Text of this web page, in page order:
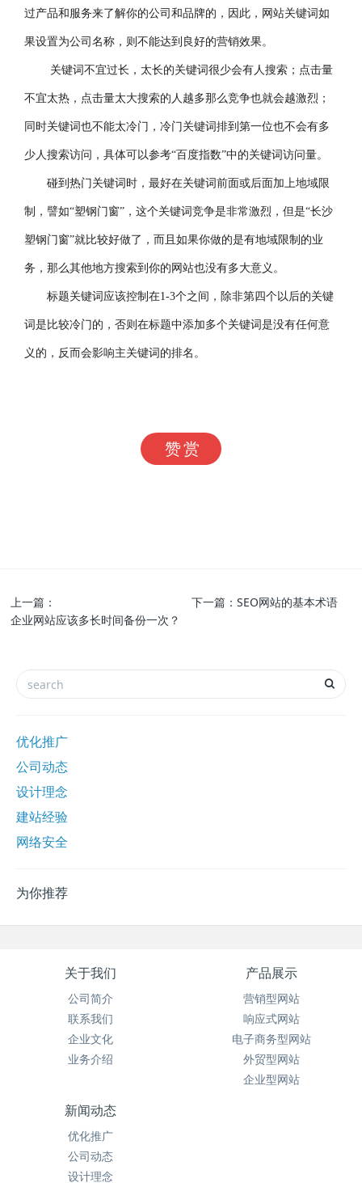
过产品和服务来了解你的公司和品牌的，因此，网站关键词如
果设置为公司名称，则不能达到良好的营销效果。
关键词不宜过长 ，太长的关键词很少会有人搜索；点击量
不宜太热，点击量太大搜索的人越多那么竞争也就会越激烈；
同时关键词也不能太冷门，冷门关键词排到第一位也不会有多
少人搜索访问，具体可以参考“百度指数”中的关键词访问量。
碰到热门关键词时，最好在关键词前面或后面加上地域限
制，譬如“塑钢门窗”，这个关键词竞争是非常激烈，但是“长沙
塑钢门窗”就比较好做了，而且如果你做的是有地域限制的业
务，那么其他地方搜索到你的网站也没有多大意义。
标题关键词应该控制在1-3个之间，除非第四个以后的关键
词是比较冷门的，否则在标题中添加多个关键词是没有任何意
义的，反而会影响主关键词的排名。
赞赏
上一篇：
企业网站应该多长时间备份一次？
下一篇：SEO网站的基本术语
优化推广
公司动态
设计理念
建站经验
网络安全
为你推荐
关于我们
公司简介
联系我们
企业文化
业务介绍
产品展示
营销型网站
响应式网站
电子商务型网站
外贸型网站
企业型网站
新闻动态
优化推广
公司动态
设计理念